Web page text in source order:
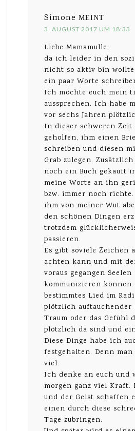
Simone MEINT
3. AUGUST 2017 UM 18:33
Liebe Mamamulle,
da ich leider in den
nicht so aktiv bin
ein paar Worte
Ich möchte euch mein
aussprechen. Ich habe
vor sechs Jahren
In dieser schweren
geholfen, ihm einen
schreiben und diesen
Grab zulegen.
noch ein Buch gekauft
meine Worte an ihn
bzw. immer noch
ihm von meiner Wut
den schönen Dingen
trotzdem
passieren.
Es gibt soviele Zeichen
achten kann und mit
voraus gegangen
kommunizieren
bestimmtes Lied im
plötzlich auftauchender
Traum oder das Gefühl
plötzlich da sind und
Diese Dinge habe ich
festgehalten. Denn man
viel.
Ich denke an euch und
morgen ganz viel Kraft.
und der Geist schaffen
einen durch diese
Tage zubringen.